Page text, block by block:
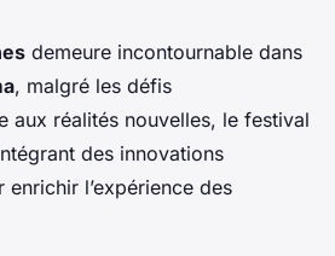
demeure incontournable dans
, malgré les défis
aux réalités nouvelles, le festival
des innovations
l’expérience des